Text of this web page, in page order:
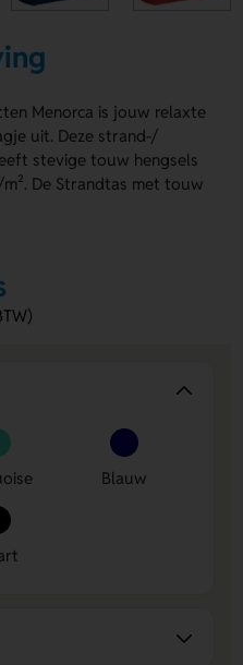
Menorca is jouw relaxte
uit. Deze strand-/
stevige touw hengsels
De Strandtas met touw
op de Voorzijde
vraag een prijs op.
met touw
mee.
Beige, Turquoise, Blauw,
Voorzijde en Achterzijde is
of eigen ontwerp.
Blauw